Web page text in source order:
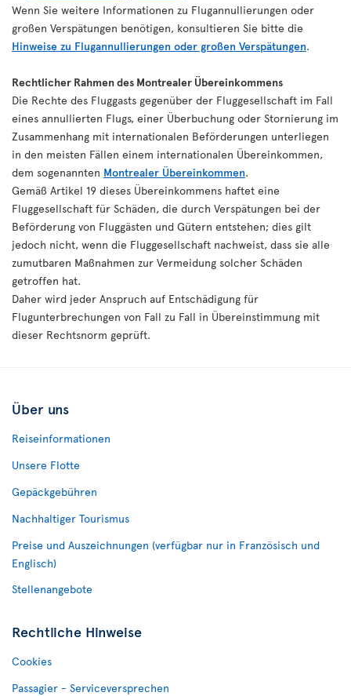
Wenn Sie weitere Informationen zu Flugannullierungen oder
großen Verspätungen benötigen, konsultieren Sie bitte die
Hinweise zu Flugannullierungen oder großen Verspätungen.
Rechtlicher Rahmen des Montrealer Übereinkommens
Die Rechte des Fluggasts gegenüber der Fluggesellschaft im Fall
eines annullierten Flugs, einer Überbuchung oder Stornierung im
Zusammenhang mit internationalen Beförderungen unterliegen
in den meisten Fällen einem internationalen Übereinkommen,
dem sogenannten Montrealer Übereinkommen.
Gemäß Artikel 19 dieses Übereinkommens haftet eine
Fluggesellschaft für Schäden, die durch Verspätungen bei der
Beförderung von Fluggästen und Gütern entstehen; dies gilt
jedoch nicht, wenn die Fluggesellschaft nachweist, dass sie alle
zumutbaren Maßnahmen zur Vermeidung solcher Schäden
getroffen hat.
Daher wird jeder Anspruch auf Entschädigung für
Flugunterbrechungen von Fall zu Fall in Übereinstimmung mit
dieser Rechtsnorm geprüft.
Über uns
Reiseinformationen
Unsere Flotte
Gepäckgebühren
Nachhaltiger Tourismus
Preise und Auszeichnungen (verfügbar nur in Französisch und
Englisch)
Stellenangebote
Rechtliche Hinweise
Cookies
Passagier - Serviceversprechen